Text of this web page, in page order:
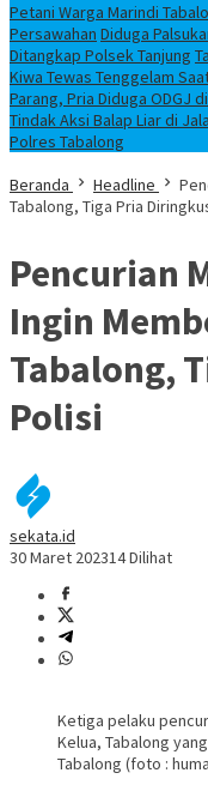
Petani Warga Marindi
Persawahan Diduga
Ditangkap Polsek Tanjung
Kiwa Tewas Tenggelam
Parang, Pria Diduga ODGJ
Tindak Aksi Balap Liar di
Polres Tabalong
Beranda
Headline
Tabalong, Tiga Pria
Pencurian
Ingin
Tabalong,
Polisi
sekata.id
30 Maret 202314 Dilihat
Ketiga pelaku
Kelua, Tabalong
Tabalong (foto :